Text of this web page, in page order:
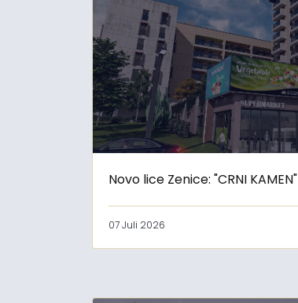
Novo lice Zenice: "CRNI KAMEN"
07 Juli 2026